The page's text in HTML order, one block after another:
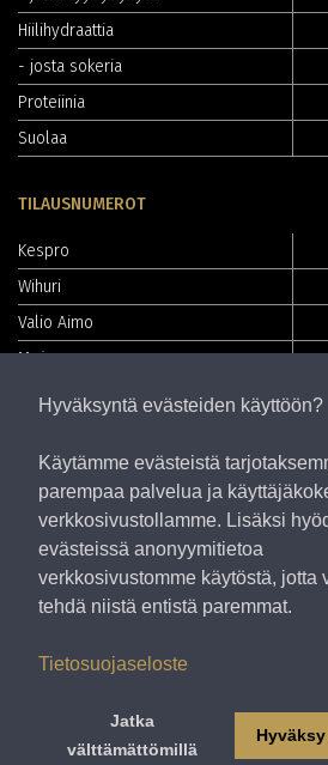
Hyväksyntä evästeiden käyttöön?
Käytämme evästeistä
parempaa palvelua ja
verkkosivustollamme. Lisäksi
evästeissä anonyymitietoa
verkkosivustomme käytöstä, jotta
tehdä niistä entistä paremmat.
Tietosuojaseloste
Jatka
välttämättömillä
Hiilihydraattia
- josta sokeria
Proteiinia
Suolaa
TILAUSNUMEROT
Kespro
Wihuri
Valio Aimo
Meiranova
PATU
TOPFOODS Topfoods Finland Oy
21100 Naantali,